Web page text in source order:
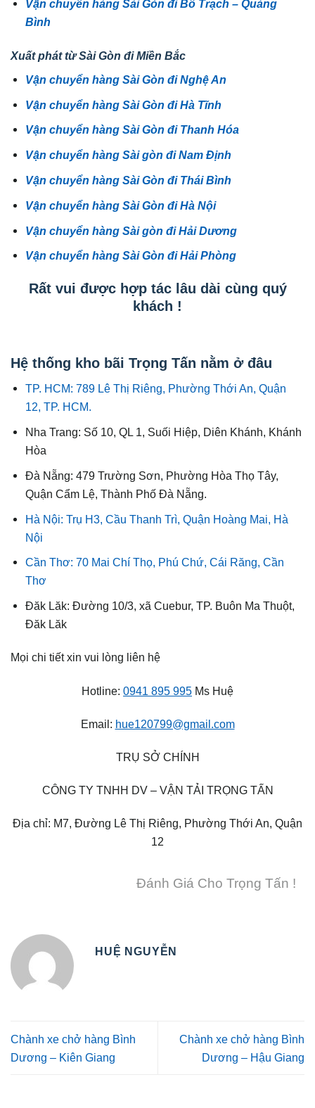
Vận chuyển hàng Sài Gòn đi Bố Trạch – Quảng
Bình
Xuất phát từ Sài Gòn đi Miền Bắc
Vận chuyển hàng Sài Gòn đi Nghệ An
Vận chuyển hàng Sài Gòn đi Hà Tĩnh
Vận chuyển hàng Sài Gòn đi Thanh Hóa
Vận chuyển hàng Sài gòn đi Nam Định
Vận chuyển hàng Sài Gòn đi Thái Bình
Vận chuyển hàng Sài Gòn đi Hà Nội
Vận chuyển hàng Sài gòn đi Hải Dương
Vận chuyển hàng Sài Gòn đi Hải Phòng
Rất vui được hợp tác lâu dài cùng quý
khách !
Hệ thống kho bãi Trọng Tấn nằm ở đâu
TP. HCM: 789 Lê Thị Riêng, Phường Thới An, Quận
12, TP. HCM.
Nha Trang: Số 10, QL 1, Suối Hiệp, Diên Khánh, Khánh
Hòa
Đà Nẵng: 479 Trường Sơn, Phường Hòa Thọ Tây,
Quận Cẩm Lệ, Thành Phố Đà Nẵng.
Hà Nội: Trụ H3, Cầu Thanh Trì, Quận Hoàng Mai, Hà
Nội
Cần Thơ: 70 Mai Chí Thọ, Phú Chứ, Cái Răng, Cần
Thơ
Đăk Lăk: Đường 10/3, xã Cuebur, TP. Buôn Ma Thuột,
Đăk Lăk
Mọi chi tiết xin vui lòng liên hệ
Hotline: 0941 895 995 Ms Huệ
Email: hue120799@gmail.com
TRỤ SỞ CHÍNH
CÔNG TY TNHH DV – VẬN TẢI TRỌNG TẤN
Địa chỉ: M7, Đường Lê Thị Riêng, Phường Thới An, Quận
12
Đánh Giá Cho Trọng Tấn !
HUỆ NGUYỄN
Chành xe chở hàng Bình
Dương – Kiên Giang
Chành xe chở hàng Bình
Dương – Hậu Giang